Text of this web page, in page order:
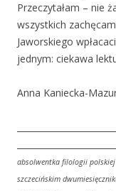
Przeczytałam – nie
wszystkich
Jaworskiego
jednym: ciekawa
Anna Kaniecka-
absolwentka filologii polskiej
szczecińskim